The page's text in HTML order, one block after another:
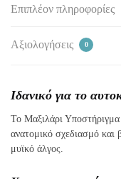
Επιπλέον πληροφορίες
Αξιολογήσεις 0
Ιδανικό για το
Το Μαξιλάρι
ανατομικό σχεδιασμό και
μυϊκό άλγος.